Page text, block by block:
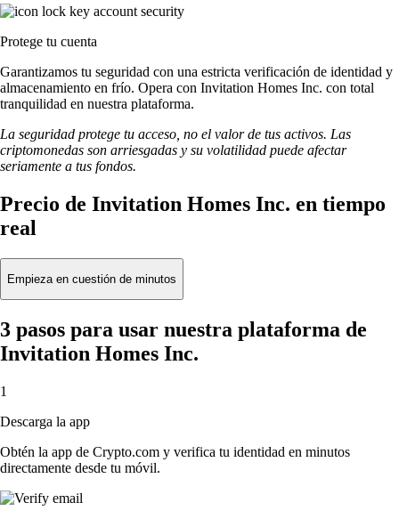
Protege tu cuenta
Garantizamos tu seguridad con una estricta verificación de identidad y
almacenamiento en frío. Opera con Invitation Homes Inc. con total
tranquilidad en nuestra plataforma.
La seguridad protege tu acceso, no el valor de tus activos. Las
criptomonedas son arriesgadas y su volatilidad puede afectar
seriamente a tus fondos.
Precio de Invitation Homes Inc. en tiempo
real
Empieza en cuestión de minutos
3 pasos para usar nuestra plataforma de
Invitation Homes Inc.
1
Descarga la app
Obtén la app de Crypto.com y verifica tu identidad en minutos
directamente desde tu móvil.